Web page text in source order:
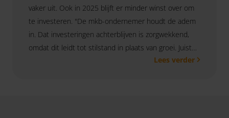
vaker uit. Ook in 2025 blijft er minder winst over om
te investeren. "De mkb-ondernemer houdt de adem
in. Dat investeringen achterblijven is zorgwekkend,
omdat dit leidt tot stilstand in plaats van groei. Juist
nu het mkb voor grote uitdagingen staat, zijnLees verder